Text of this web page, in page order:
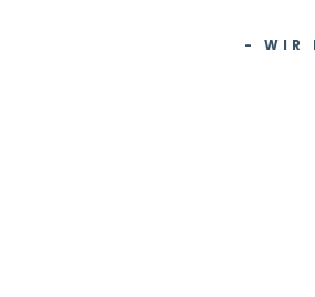
- WIR